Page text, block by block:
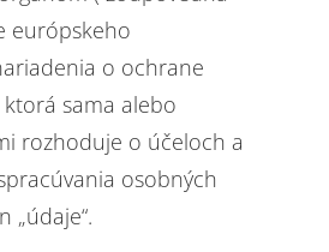
európskeho
o ochrane
ktorá sama alebo
rozhoduje o účeloch a
osobných
„údaje“.